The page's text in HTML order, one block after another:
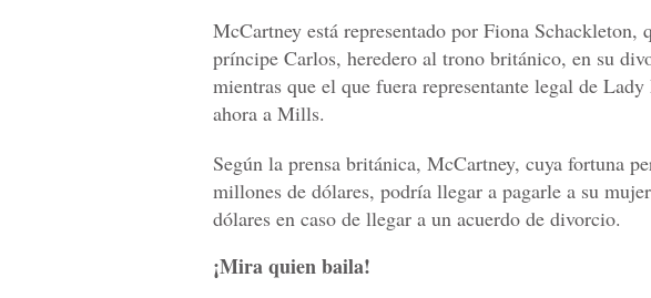
McCartney está representado por Fiona Schackleton,
príncipe Carlos, heredero al trono británico, en su
mientras que el que fuera representante legal de
ahora a Mills.
Según la prensa británica, McCartney, cuya fortuna
millones de dólares, podría llegar a pagarle a su
dólares en caso de llegar a un acuerdo de divorcio.
¡Mira quien baila!